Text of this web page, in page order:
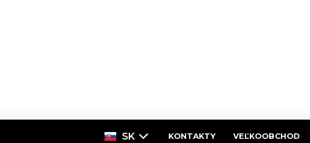
SK KONTAKTY VEĽKOOBCHOD